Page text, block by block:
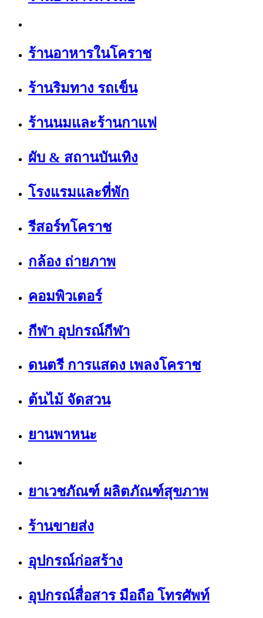
ร้านอาหารในโคราช
ร้านริมทาง รถเข็น
ร้านนมและร้านกาแฟ
ผับ & สถานบันเทิง
โรงแรมและที่พัก
รีสอร์ทโคราช
กล้อง ถ่ายภาพ
คอมพิวเตอร์
กีฬา อุปกรณ์กีฬา
ดนตรี การแสดง เพลงโคราช
ต้นไม้ จัดสวน
ยานพาหนะ
ยาเวชภัณฑ์ ผลิตภัณฑ์สุขภาพ
ร้านขายส่ง
อุปกรณ์ก่อสร้าง
อุปกรณ์สื่อสาร มือถือ โทรศัพท์